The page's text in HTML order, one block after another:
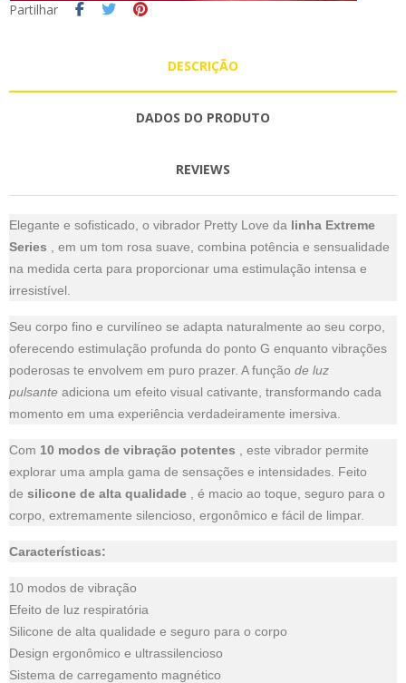
Partilhar
DESCRIÇÃO
DADOS DO PRODUTO
REVIEWS
Elegante e sofisticado, o vibrador Pretty Love da linha Extreme
Series , em um tom rosa suave, combina potência e sensualidade
na medida certa para proporcionar uma estimulação intensa e
irresistível.
Seu corpo fino e curvilíneo se adapta naturalmente ao seu corpo,
oferecendo estimulação profunda do ponto G enquanto vibrações
poderosas te envolvem em puro prazer. A função de luz
pulsante adiciona um efeito visual cativante, transformando cada
momento em uma experiência verdadeiramente imersiva.
Com 10 modos de vibração potentes , este vibrador permite
explorar uma ampla gama de sensações e intensidades. Feito
de silicone de alta qualidade , é macio ao toque, seguro para o
corpo, extremamente silencioso, ergonômico e fácil de limpar.
Características:
10 modos de vibração
Efeito de luz respiratória
Silicone de alta qualidade e seguro para o corpo
Design ergonômico e ultrassilencioso
Sistema de carregamento magnético